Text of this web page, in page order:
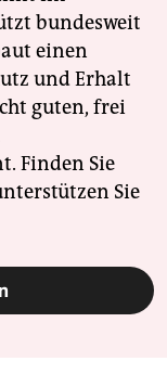
bundesweit
einen
und Erhalt
guten, frei
Finden Sie
Sie